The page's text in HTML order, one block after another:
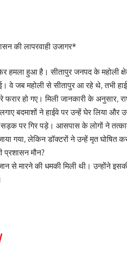
की लापरवाही उजागर*
हमला हुआ है। सीतापुर जनपद के महोली
वे जब महोली से सीतापुर आ रहे थे, तभी
फरार हो गए। मिली जानकारी के
बदमाशों ने हाईवे पर उन्हें घेर लिया और
पर गिर पड़े। आसपास के लोगों ने
गया, लेकिन डॉक्टरों ने उन्हें मृत घोषित कर
प्रशासन मौन?
से मारने की धमकी मिली थी। उन्होंने